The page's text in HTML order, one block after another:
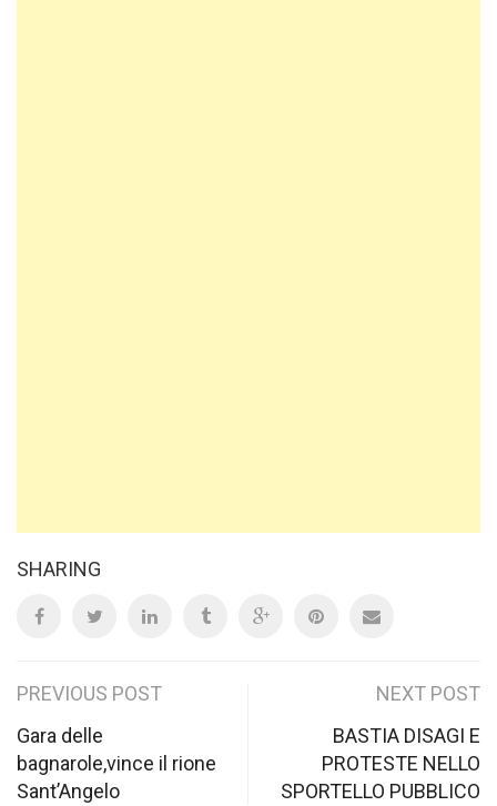
SHARING
Post
navigation
PREVIOUS POST
Gara delle
bagnarole,vince il rione
Sant’Angelo
NEXT POST
BASTIA DISAGI E
PROTESTE NELLO
SPORTELLO PUBBLICO